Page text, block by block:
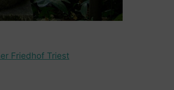
Friedhof Triest